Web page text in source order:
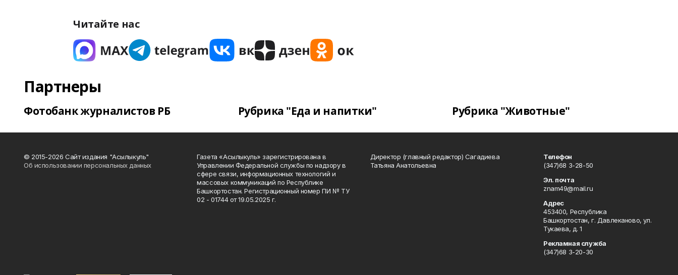
Читайте нас
Партнеры
Фотобанк журналистов РБ Рубрика "Еда и напитки" Рубрика "Животные"
© 2015-2026 Сайт издания "Асылыкуль"
Об использовании персональных данных
Газета «Асылыкуль» зарегистрирована в
Управлении Федеральной службы по надзору в
сфере связи, информационных технологий и
массовых коммуникаций по Республике
Башкортостан. Регистрационный номер ПИ № ТУ
02 - 01744 от 19.05.2025 г.
Директор (главный редактор) Сагадиева
Татьяна Анатольевна
Телефон
(347)68 3-28-50
Эл. почта
znam49@mail.ru
Адрес
453400, Республика
Башкортостан, г. Давлеканово, ул.
Тукаева, д. 1
Рекламная служба
(347)68 3-20-30